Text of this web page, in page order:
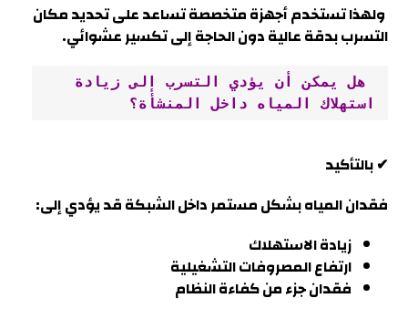
ولهذا تستخدم أجهزة متخصصة تساعد على تحديد مكان
التسرب بدقة عالية دون الحاجة إلى تكسير عشوائي.
استهلاك المياه داخل المنشأة؟
✔ بالتأكيد
فقدان المياه بشكل مستمر داخل الشبكة قد يؤدي إلى:
زيادة الاستهلاك
ارتفاع المصروفات التشغيلية
فقدان جزء من كفاءة النظام